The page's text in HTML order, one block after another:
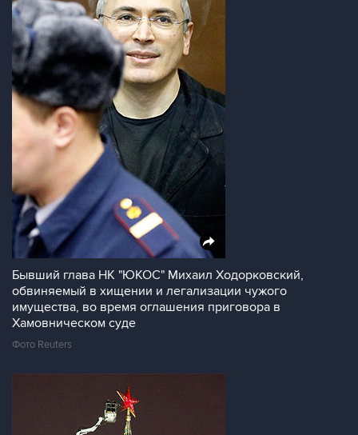
Бывший глава НК "ЮКОС" Михаил Ходорковский,
обвиняемый в хищении и легализации чужого
имущества, во время оглашения приговора в
Хамовническом суде
Фото Reuters